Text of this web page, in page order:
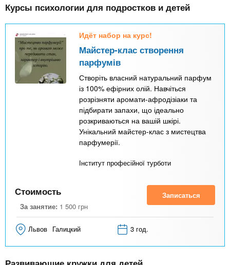
Курсы психологии для подростков и детей
Идёт набор на курс!
Майстер-клас створення
парфумів
Створіть власний натуральний парфум
із 100% ефірних олій. Навчіться
розрізняти аромати-афродізіаки та
підбирати запахи, що ідеально
розкриваються на вашій шкірі.
Унікальний майстер-клас з мистецтва
парфумерії.
Інститут професійної турботи
Стоимость
За занятие: 1 500 грн
Записаться
Львов Галицкий 3 год.